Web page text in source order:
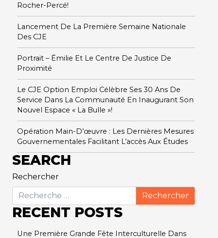
Rocher-Percé!
Lancement De La Première Semaine Nationale
Des CJE
Portrait – Émilie Et Le Centre De Justice De
Proximité
Le CJE Option Emploi Célèbre Ses 30 Ans De
Service Dans La Communauté En Inaugurant Son
Nouvel Espace « La Bulle »!
Opération Main-D’œuvre : Les Dernières Mesures
Gouvernementales Facilitant L’accès Aux Études
SEARCH
Rechercher
RECENT POSTS
Une Première Grande Fête Interculturelle Dans